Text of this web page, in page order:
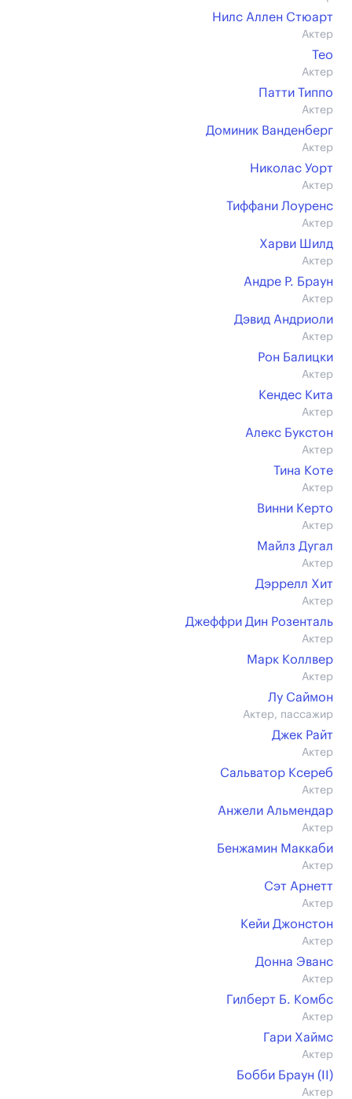
Нилс Аллен Стюарт
Актер
Тео
Актер
Патти Типпо
Актер
Доминик Ванденберг
Актер
Николас Уорт
Актер
Тиффани Лоуренс
Актер
Харви Шилд
Актер
Андре Р. Браун
Актер
Дэвид Андриоли
Актер
Рон Балицки
Актер
Кендес Кита
Актер
Алекс Букстон
Актер
Тина Коте
Актер
Винни Керто
Актер
Майлз Дугал
Актер
Дэррелл Хит
Актер
Джеффри Дин Розенталь
Актер
Марк Коллвер
Актер
Лу Саймон
Актер, пассажир
Джек Райт
Актер
Сальватор Ксереб
Актер
Анжели Альмендар
Актер
Бенжамин Маккаби
Актер
Сэт Арнетт
Актер
Кейи Джонстон
Актер
Донна Эванс
Актер
Гилберт Б. Комбс
Актер
Гари Хаймс
Актер
Бобби Браун (II)
Актер